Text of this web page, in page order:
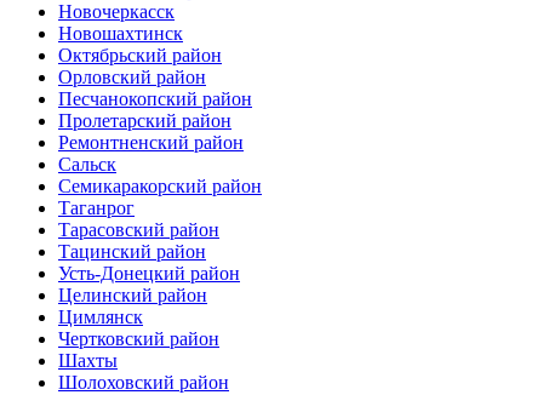
Новочеркасск
Новошахтинск
Октябрьский район
Орловский район
Песчанокопский район
Пролетарский район
Ремонтненский район
Сальск
Семикаракорский район
Таганрог
Тарасовский район
Тацинский район
Усть-Донецкий район
Целинский район
Цимлянск
Чертковский район
Шахты
Шолоховский район